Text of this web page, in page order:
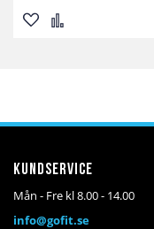
Lägg Lägg
Kundservice
Mån - Fre kl 8.00 - 14.00
info@gofit.se